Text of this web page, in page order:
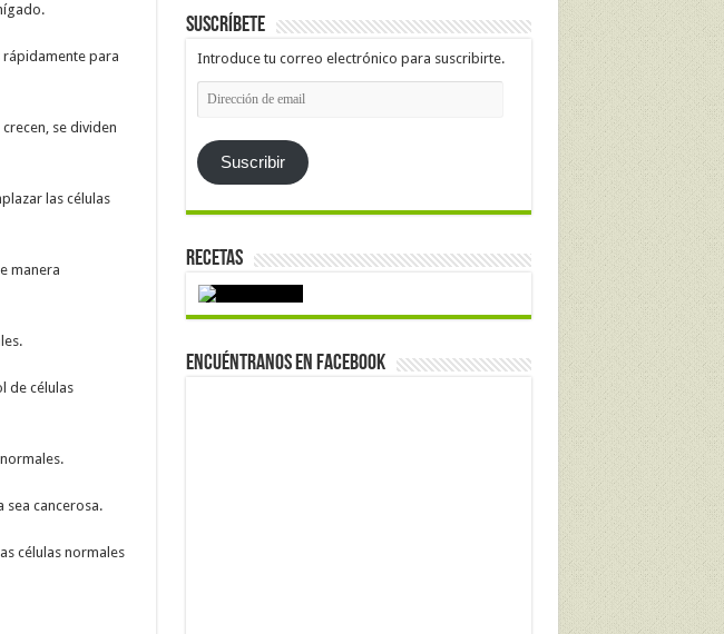
rápidamente para
se dividen
las células
manera
de células
sea cancerosa.
células normales
Suscríbete
Introduce tu correo electrónico para suscribirte.
Dirección
de
Suscribir
Recetas
Encuéntranos en Facebook